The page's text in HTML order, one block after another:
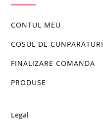
CONTUL MEU
COSUL DE CUNPARATURI
FINALIZARE COMANDA
PRODUSE
Legal